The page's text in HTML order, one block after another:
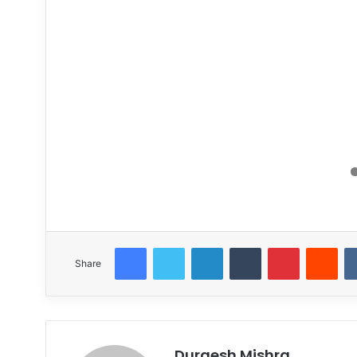
Share
FacebookTwitterLinkedInTumblrPinterest